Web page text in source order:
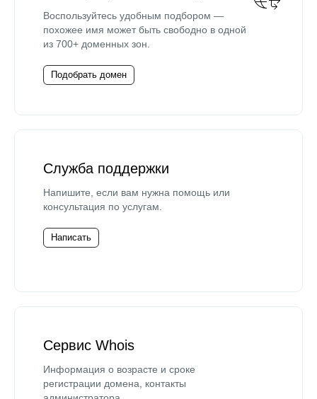
Воспользуйтесь удобным подбором —
похожее имя может быть свободно в одной
из 700+ доменных зон.
Подобрать домен
Служба поддержки
Напишите, если вам нужна помощь или
консультация по услугам.
Написать
Сервис Whois
Информация о возрасте и сроке
регистрации домена, контакты